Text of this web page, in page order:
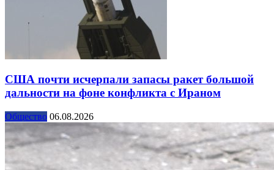
США почти исчерпали запасы ракет большой
дальности на фоне конфликта с Ираном
Общество 06.08.2026